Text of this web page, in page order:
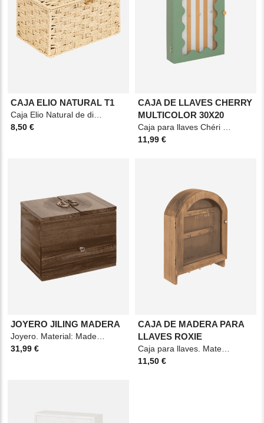
CAJA ELIO NATURAL T1
8,50 €
CAJA DE LLAVES CHERRY
MULTICOLOR 30X20
11,99 €
JOYERO JILING MADERA
31,99 €
CAJA DE MADERA PARA
LLAVES ROXIE
11,50 €